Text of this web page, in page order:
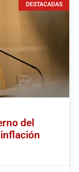
DESTACADAS
del